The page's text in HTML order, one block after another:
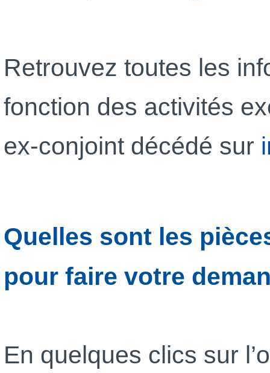
Retrouvez toutes les
fonction des activités
ex-conjoint décédé sur
Quelles sont les
pour faire votre
En quelques clics sur